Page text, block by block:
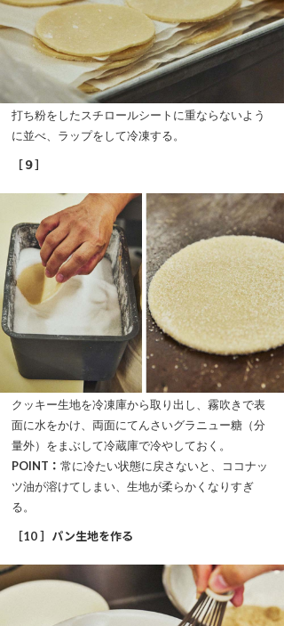
打ち粉をしたスチロールシートに重ならないよう
に並べ、ラップをして冷凍する。
［９］
クッキー生地を冷凍庫から取り出し、霧吹きで表
面に水をかけ、両面にてんさいグラニュー糖（分
量外）をまぶして冷蔵庫で冷やしておく。
POINT： 常に冷たい状態に戻さないと、ココナッ
ツ油が溶けてしまい、生地が柔らかくなりすぎ
る。
［10 ］パン生地を作る